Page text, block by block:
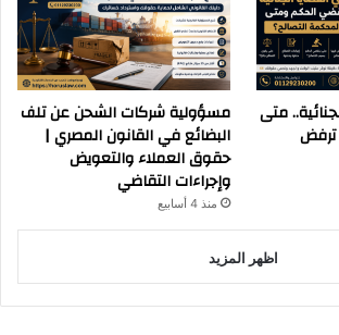
متى
مسؤولية شركات الشحن عن تلف
البضائع في القانون المصري |
حقوق العملاء والتعويض
وإجراءات التقاضي
منذ 4 أسابيع
اظهر المزيد